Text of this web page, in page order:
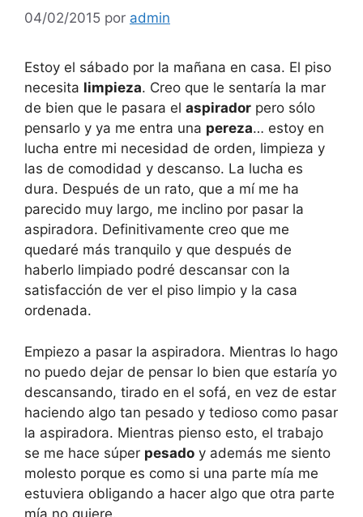
04/02/2015 por admin
Estoy el sábado por la mañana en casa. El piso
necesita limpieza. Creo que le sentaría la mar
de bien que le pasara el aspirador pero sólo
pensarlo y ya me entra una pereza… estoy en
lucha entre mi necesidad de orden, limpieza y
las de comodidad y descanso. La lucha es
dura. Después de un rato, que a mí me ha
parecido muy largo, me inclino por pasar la
aspiradora. Definitivamente creo que me
quedaré más tranquilo y que después de
haberlo limpiado podré descansar con la
satisfacción de ver el piso limpio y la casa
ordenada.
Empiezo a pasar la aspiradora. Mientras lo hago
no puedo dejar de pensar lo bien que estaría yo
descansando, tirado en el sofá, en vez de estar
haciendo algo tan pesado y tedioso como pasar
la aspiradora. Mientras pienso esto, el trabajo
se me hace súper pesado y además me siento
molesto porque es como si una parte mía me
estuviera obligando a hacer algo que otra parte
mía no quiere.